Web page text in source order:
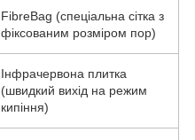
FibreBag (спеціальна сітка з
фіксованим розміром пор)
Інфрачервона плитка
(швидкий вихід на режим
кипіння)